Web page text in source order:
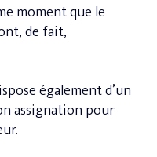
moment que le
de fait,
également d’un
assignation pour